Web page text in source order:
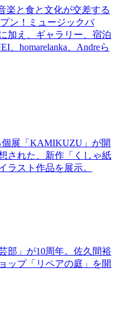
楽と⾷と⽂化が交差する
ン！ミュージックバ
加え、ギャラリー、宿泊
、homarelanka、Andreら
展「KAMIKUZU」が開
された、新作「くしゃ紙
ラスト作品を展示。
部」が10周年。佐久間裕
ップ「リペアの庭」を開